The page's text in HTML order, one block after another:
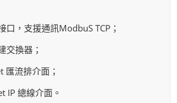
口，支援通訊ModbuS TCP；
交換器；
流排介面；
IP 總線介面。